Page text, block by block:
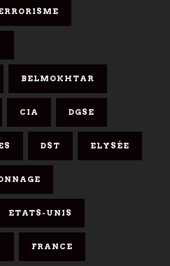
BELMOKHTAR
CIA DGSE
DST ELYSÉE
ETATS-UNIS
FRANCE